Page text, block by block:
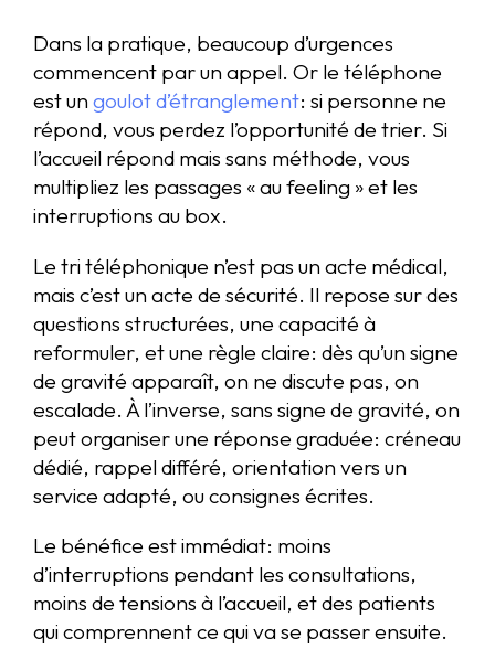
Dans la pratique, beaucoup d’urgences
commencent par un appel. Or le téléphone
est ungoulot d’étranglement: si personne ne
répond, vous perdez l’opportunité de trier. Si
l’accueil répond mais sans méthode, vous
multipliez les passages « au feeling » et les
interruptions au box.
Le tri téléphonique n’est pas un acte médical,
mais c’est un acte de sécurité. Il repose sur des
questions structurées, une capacité à
reformuler, et une règle claire: dès qu’un signe
de gravité apparaît, on ne discute pas, on
escalade. À l’inverse, sans signe de gravité, on
peut organiser une réponse graduée: créneau
dédié, rappel différé, orientation vers un
service adapté, ou consignes écrites.
Le bénéfice est immédiat: moins
d’interruptions pendant les consultations,
moins de tensions à l’accueil, et des patients
qui comprennent ce qui va se passer ensuite.